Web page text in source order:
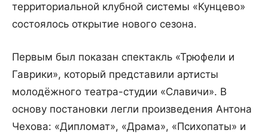
территориальной клубной системы «Кунцево»
состоялось открытие нового сезона.
Первым был показан спектакль «Трюфели и
Гаврики», который представили артисты
молодёжного театра-студии «Славичи». В
основу постановки легли произведения Антона
Чехова: «Дипломат», «Драма», «Психопаты» и